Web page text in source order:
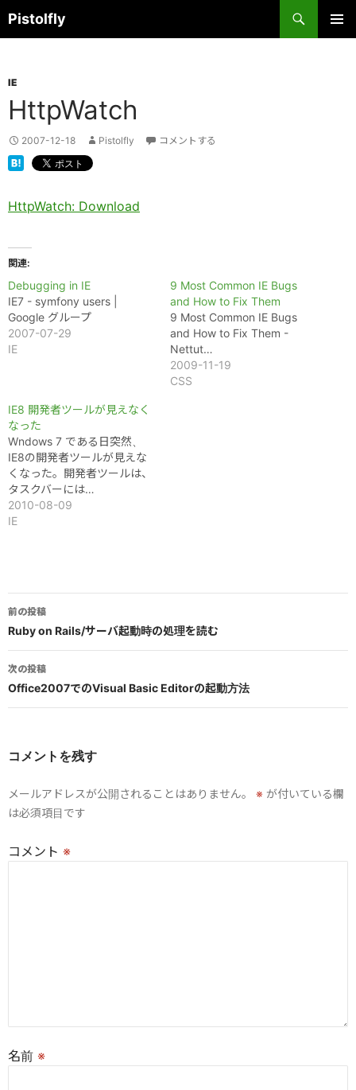
ン
ツ
へ
ス
キ
ッ
Pistolfly
索
IE
HttpWatch
2007-12-18 Pistolfly コメントする
HttpWatch: Download
関連
Debugging in IE
IE7 - symfony users |
Google グループ
2007-07-29
IE
9 Most Common IE Bugs
and How to Fix Them
9 Most Common IE Bugs
and How to Fix Them -
Nettut…
2009-11-19
CSS
IE8 開発者ツールが見えなく
なった
Wndows 7 である日突然、
IE8の開発者ツールが見えな
くなった。開発者ツールは、
タスクバーには…
2010-08-09
IE
投
稿
ナ
ビ
ョ
前の投稿
Ruby on Rails/サーバ起動時の処理を読む
次の投稿
Office2007でのVisual Basic Editorの起動方法
コメントを残す
メールアドレスが公開されることはありません。 ※ が付いている欄
は必須項目です
コメント ※
名前 ※